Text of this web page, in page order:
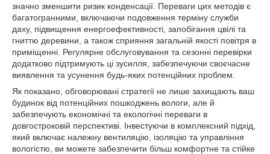
значно зменшити ризик конденсації. Переваги цих методів є
багатогранними, включаючи подовження терміну служби
даху, підвищення енергоефективності, запобігання цвілі та
гниттю деревини, а також сприяння загальній якості повітря в
приміщенні. Регулярне обслуговування та сезонні перевірки
додатково підтримують ці зусилля, забезпечуючи своєчасне
виявлення та усунення будь-яких потенційних проблем.
Як показано, обговорювані стратегії не лише захищають ваш
будинок від потенційних пошкоджень вологи, але й
забезпечують економічні та екологічні переваги в
довгостроковій перспективі. Інвестуючи в комплексний підхід,
який включає належну вентиляцію, ізоляцію та управління
вологістю, ви можете забезпечити більш комфортне та стійке